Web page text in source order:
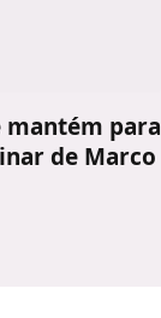
mantém para
de Marco